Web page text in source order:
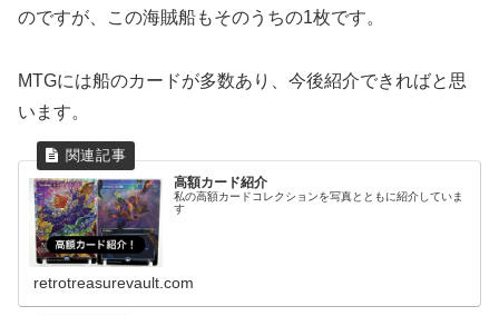
のですが、この海賊船もそのうちの1枚です。
MTGには船のカードが多数あり、今後紹介できればと思
います。
高額カード紹介
私の高額カードコレクションを写真とともに紹介していま
す
retrotreasurevault.com